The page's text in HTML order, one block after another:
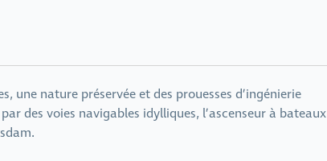
une nature préservée et des prouesses d’ingénierie
des voies navigables idylliques, l’ascenseur à bateaux